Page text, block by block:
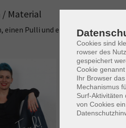
/ Material
Pulli und etwas zu trinken
Cookies sind
rowser des
gespeichert
Cookie
Ihr Browser
Mechanismus
Surf-Aktivitäten
von Cookies